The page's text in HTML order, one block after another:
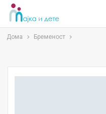
Дома Бременост